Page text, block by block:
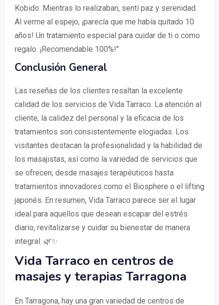
Kobido. Mientras lo realizaban, sentí paz y serenidad.
Al verme al espejo, ¡parecía que me había quitado 10
años! Un tratamiento especial para cuidar de ti o como
regalo. ¡Recomendable 100%!"
Conclusión General
Las reseñas de los clientes resaltan la excelente
calidad de los servicios de Vida Tarraco. La atención al
cliente, la calidez del personal y la eficacia de los
tratamientos son consistentemente elogiadas. Los
visitantes destacan la profesionalidad y la habilidad de
los masajistas, así como la variedad de servicios que
se ofrecen, desde masajes terapéuticos hasta
tratamientos innovadores como el Biosphere o el lifting
japonés. En resumen, Vida Tarraco parece ser el lugar
ideal para aquellos que desean escapar del estrés
diario, revitalizarse y cuidar su bienestar de manera
integral. 🌿✨
Vida Tarraco en centros de
masajes y terapias Tarragona
En Tarragona, hay una gran variedad de centros de